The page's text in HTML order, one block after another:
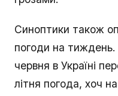
Синоптики також
погоди на тиждень.
червня в Україні
літня погода, хоч